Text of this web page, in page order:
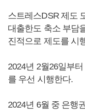
스트레스DSR 제도
대출한도 축소 부담
진적으로 제도를 시
2024년 2월26일부
를 우선 시행한다.
2024년 6월 중 은행